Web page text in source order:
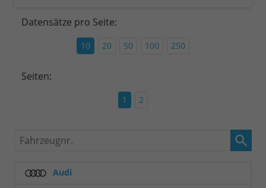
Datensätze pro Seite:
10 20 50 100 250
Seiten:
1 2
Fahrzeugnr.
Audi